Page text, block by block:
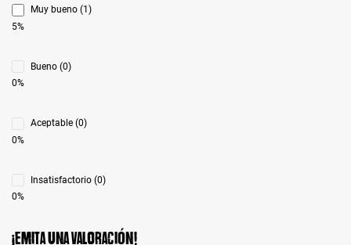
Muy bueno (1)
5%
Bueno (0)
0%
Aceptable (0)
0%
Insatisfactorio (0)
0%
¡Emita una valoración!